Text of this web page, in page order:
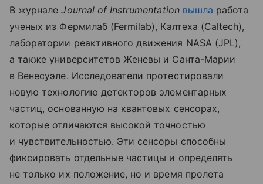
В журналеJournal of Instrumentation вышла работа
ученых из Фермилаб (Fermilab), Калтеха (Caltech),
лаборатории реактивного движения NASA (JPL),
а также университетов Женевы и Санта-Марии
в Венесуэле. Исследователи протестировали
новую технологию детекторов элементарных
частиц, основанную на квантовых сенсорах,
которые отличаются высокой точностью
и чувствительностью. Эти сенсоры способны
фиксировать отдельные частицы и определять
не только их положение, но и время пролета